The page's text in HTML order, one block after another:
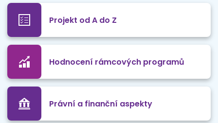
Projekt od A do Z
Hodnocení rámcových programů
Právní a finanční aspekty